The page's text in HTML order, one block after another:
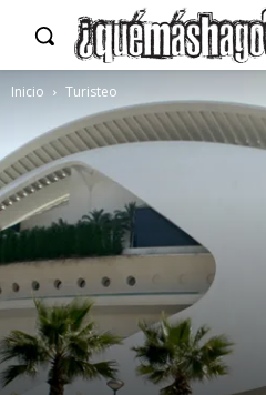
Inicio Turisteo